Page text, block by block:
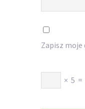
Zapisz moje
× 5 =